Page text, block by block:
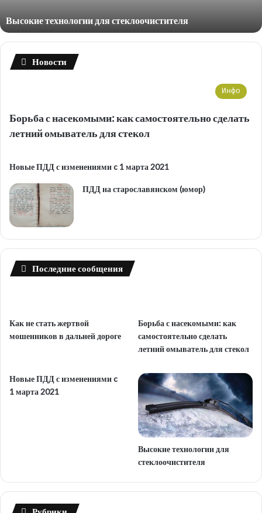
Высокие технологии для стеклоочистителя
Новости
Инфо
Борьба с насекомыми: как самостоятельно сделать
летний омыватель для стекол
Новые ПДД с изменениями c 1 марта 2021
ПДД на старославянском (юмор)
Последние сообщения
Как не стать жертвой
мошенников в дальней дороге
Борьба с насекомыми: как
самостоятельно сделать
летний омыватель для стекол
Новые ПДД с изменениями c
1 марта 2021
Высокие технологии для
стеклоочистителя